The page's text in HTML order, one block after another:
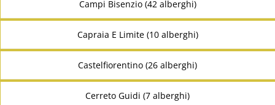
Campi Bisenzio (42 alberghi)
Capraia E Limite (10 alberghi)
Castelfiorentino (26 alberghi)
Cerreto Guidi (7 alberghi)